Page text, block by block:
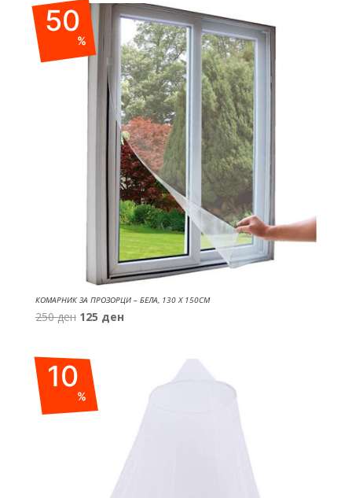
50
%
КОМАРНИК ЗА ПРОЗОРЦИ – БЕЛА, 130 X 150CM
250ден Original
250 ден.
125 денCurrent
10
%